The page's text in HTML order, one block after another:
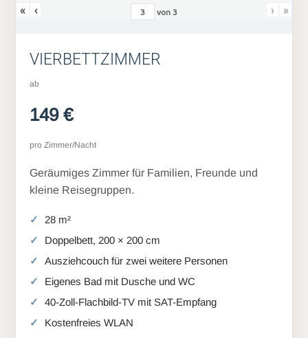
« ‹ von3 › »
VIERBETTZIMMER
ab
149 €
pro Zimmer/Nacht
Geräumiges Zimmer für Familien, Freunde und
kleine Reisegruppen.
28 m²
Doppelbett, 200 × 200 cm
Ausziehcouch für zwei weitere Personen
Eigenes Bad mit Dusche und WC
40-Zoll-Flachbild-TV mit SAT-Empfang
Kostenfreies WLAN